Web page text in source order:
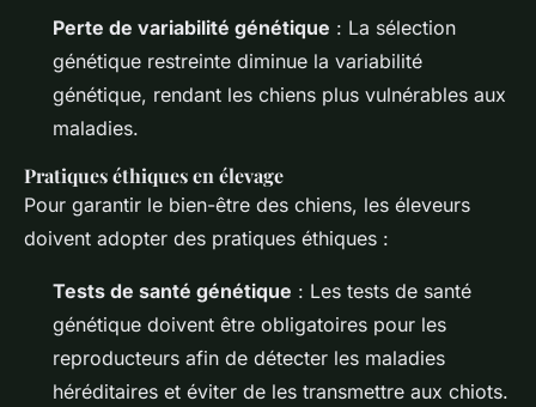
Perte de variabilité génétique : La sélection
génétique restreinte diminue la variabilité
génétique, rendant les chiens plus vulnérables aux
maladies.
Pratiques éthiques en élevage
Pour garantir le bien-être des chiens, les éleveurs
doivent adopter des pratiques éthiques :
Tests de santé génétique : Les tests de santé
génétique doivent être obligatoires pour les
reproducteurs afin de détecter les maladies
héréditaires et éviter de les transmettre aux chiots.